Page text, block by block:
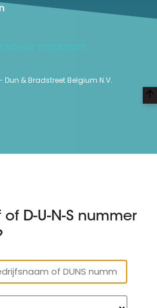
Instagram
& Bradstreet Belgium N.V.
D-U-N-S nummer